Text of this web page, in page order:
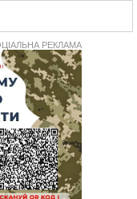
натрапили на
переході
працівників
мандрівці
який потрапив у
пасажирка: у
легковик
РЕКЛАМА